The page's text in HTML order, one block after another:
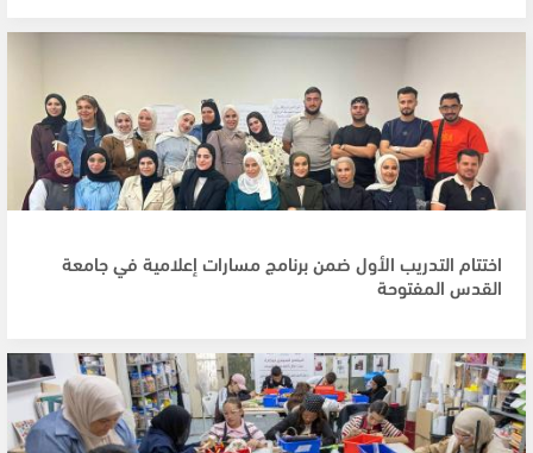
اختتام التدريب الأول ضمن برنامج مسارات إعلامية في جامعة
القدس المفتوحة